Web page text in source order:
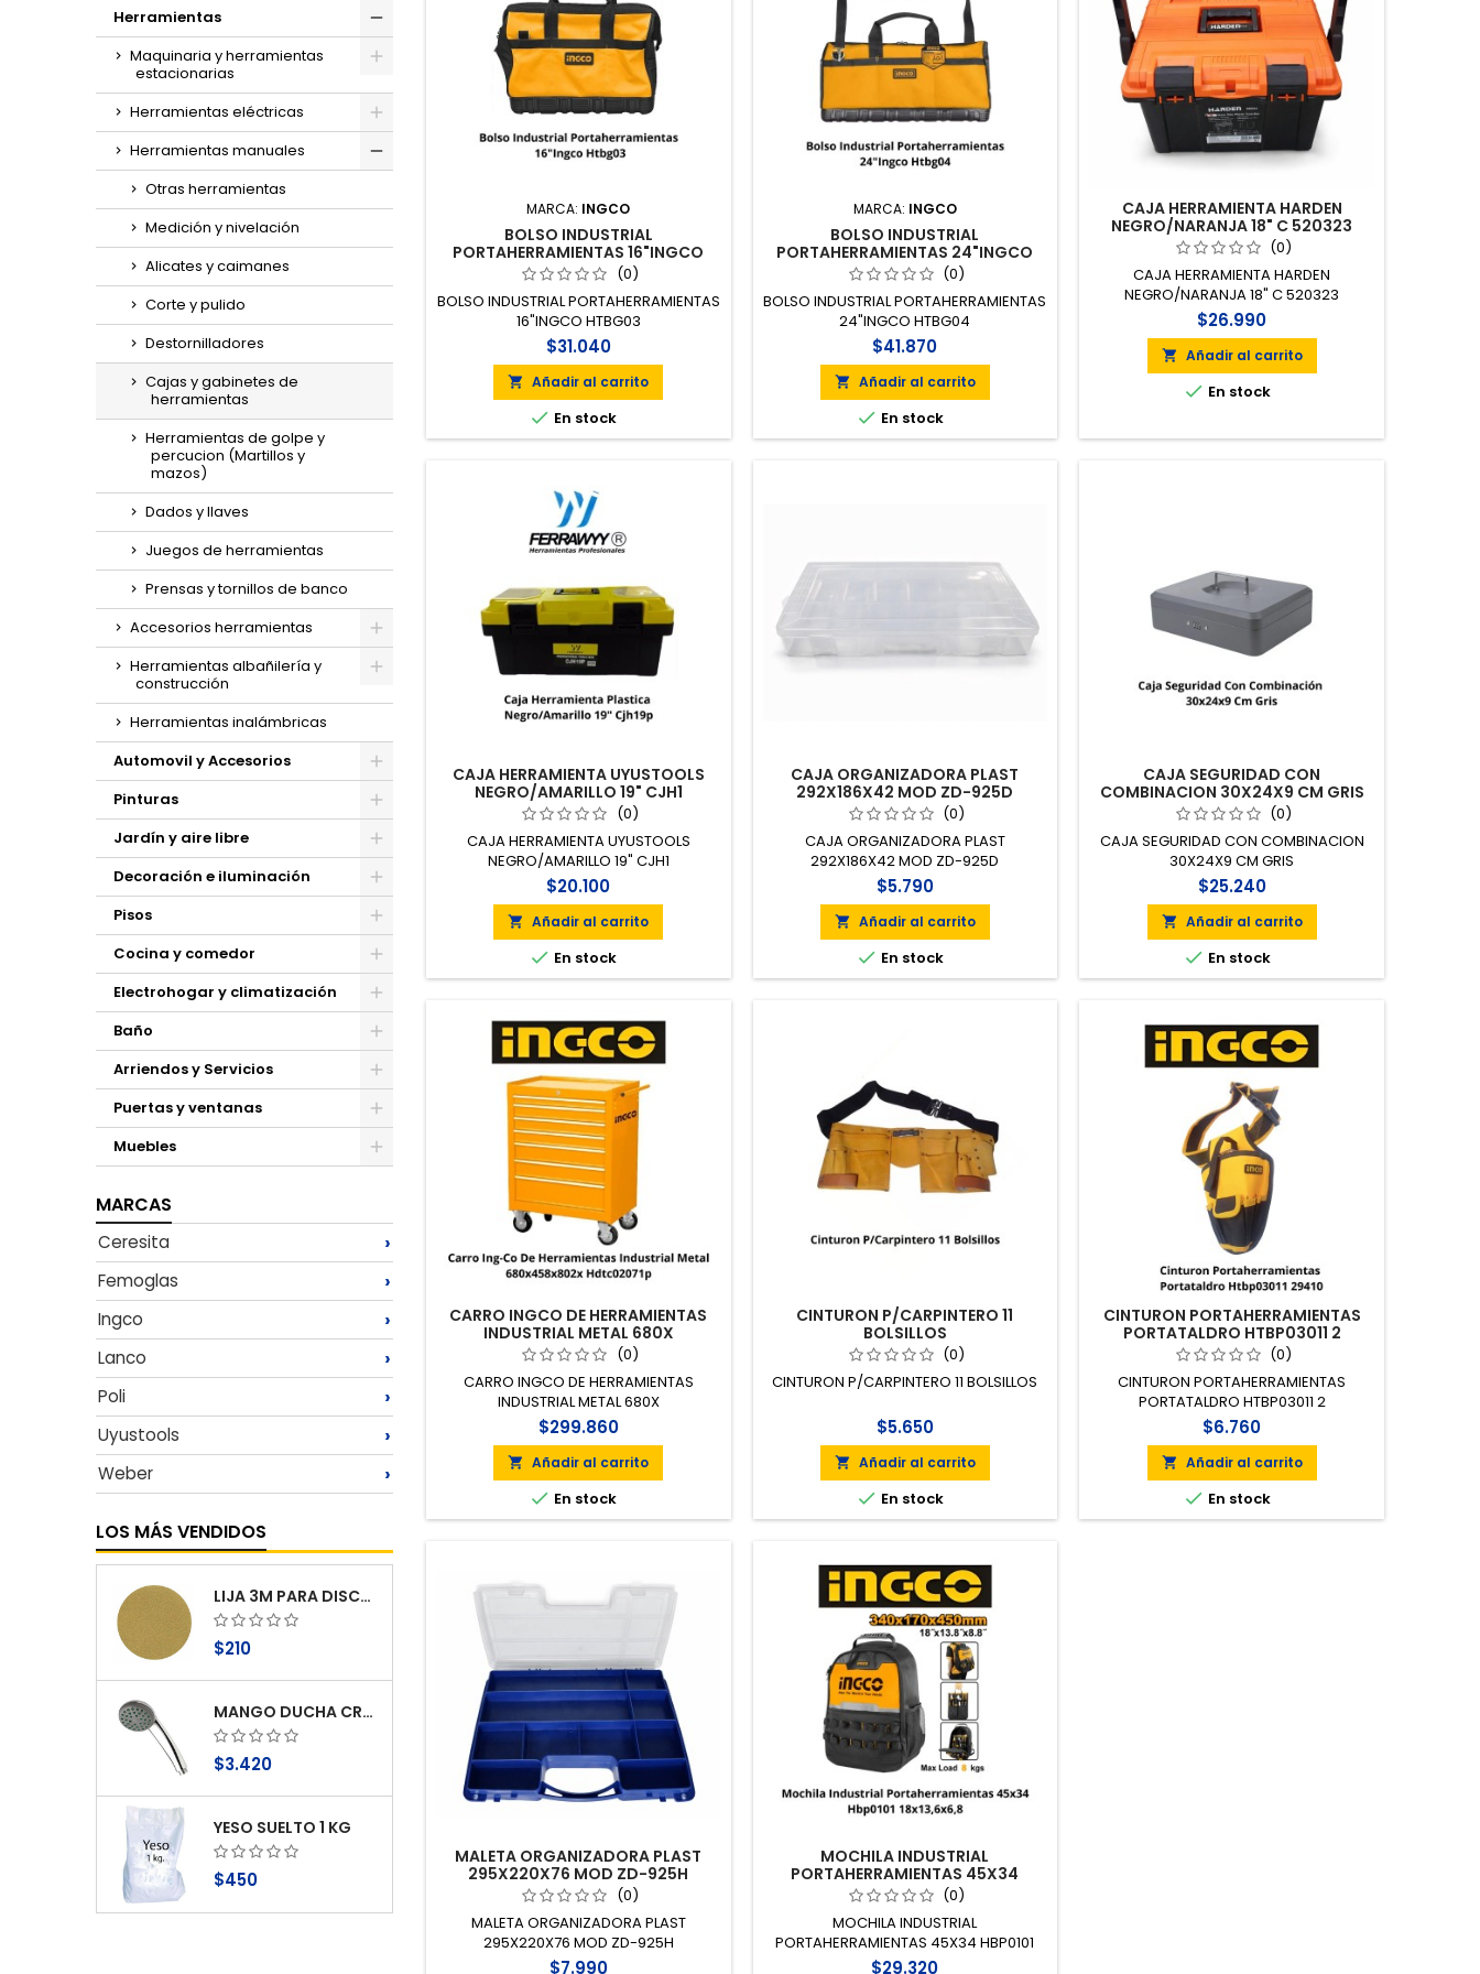
Herramientas
Maquinaria y herramientas
estacionarias
Herramientas eléctricas
Toggle
Herramientas manuales
Otras herramientas
Medición y nivelación
Alicates y caimanes
Corte y pulido
Destornilladores
Cajas y gabinetes de
herramientas
Herramientas de golpe y
percucion (Martillos y
mazos)
Dados y llaves
Juegos de herramientas
Prensas y tornillos de banco
Accesorios herramientas
Herramientas albañilería y
construcción
Herramientas inalámbricas
Automovil y Accesorios
Toggle
Pinturas
Jardín y aire libre
Decoración e iluminación
Pisos
Cocina y comedor
Toggle
Electrohogar y climatización
Baño
Arriendos y Servicios
Puertas y ventanas
Muebles
MARCAS
Ceresita ›
Femoglas ›
Ingco ›
Lanco ›
Poli ›
Uyustools ›
Weber ›
LOS MÁS VENDIDOS
LIJA 3M PARA DISCO ABRASIVOG 100
$210
MANGO DUCHA CROMO 1 FUNCION ANTICAL STRETTO
$3.420
YESO SUELTO 1 KG
$450
MARCA: INGCO
BOLSO INDUSTRIAL
PORTAHERRAMIENTAS 16"INGCO
HTBG03 (0)
BOLSO INDUSTRIAL PORTAHERRAMIENTAS
16"INGCO HTBG03
$31.040
 Añadir al carrito
 En stock
MARCA: INGCO
BOLSO INDUSTRIAL
PORTAHERRAMIENTAS 24"INGCO
HTBG04 (0)
BOLSO INDUSTRIAL PORTAHERRAMIENTAS
24"INGCO HTBG04
$41.870
 Añadir al carrito
 En stock
CAJA HERRAMIENTA HARDEN
NEGRO/NARANJA 18" C 520323
(0)
CAJA HERRAMIENTA HARDEN
NEGRO/NARANJA 18" C 520323
$26.990
 Añadir al carrito
 En stock
CAJA HERRAMIENTA UYUSTOOLS
NEGRO/AMARILLO 19" CJH1
(0)
CAJA HERRAMIENTA UYUSTOOLS
NEGRO/AMARILLO 19" CJH1
$20.100
 Añadir al carrito
 En stock
CAJA ORGANIZADORA PLAST
292X186X42 MOD ZD-925D
(0)
CAJA ORGANIZADORA PLAST
292X186X42 MOD ZD-925D
$5.790
 Añadir al carrito
 En stock
CAJA SEGURIDAD CON
COMBINACION 30X24X9 CM GRIS
(0)
CAJA SEGURIDAD CON COMBINACION
30X24X9 CM GRIS
$25.240
 Añadir al carrito
 En stock
CARRO INGCO DE HERRAMIENTAS
INDUSTRIAL METAL 680X
(0)
CARRO INGCO DE HERRAMIENTAS
INDUSTRIAL METAL 680X
$299.860
 Añadir al carrito
 En stock
CINTURON P/CARPINTERO 11
BOLSILLOS
(0)
CINTURON P/CARPINTERO 11 BOLSILLOS
$5.650
 Añadir al carrito
 En stock
CINTURON PORTAHERRAMIENTAS
PORTATALDRO HTBP03011 2
(0)
CINTURON PORTAHERRAMIENTAS
PORTATALDRO HTBP03011 2
$6.760
 Añadir al carrito
 En stock
MALETA ORGANIZADORA PLAST
295X220X76 MOD ZD-925H
(0)
MALETA ORGANIZADORA PLAST
295X220X76 MOD ZD-925H
$7.990
MOCHILA INDUSTRIAL
PORTAHERRAMIENTAS 45X34
HBP0101 (0)
MOCHILA INDUSTRIAL
PORTAHERRAMIENTAS 45X34 HBP0101
$29.320